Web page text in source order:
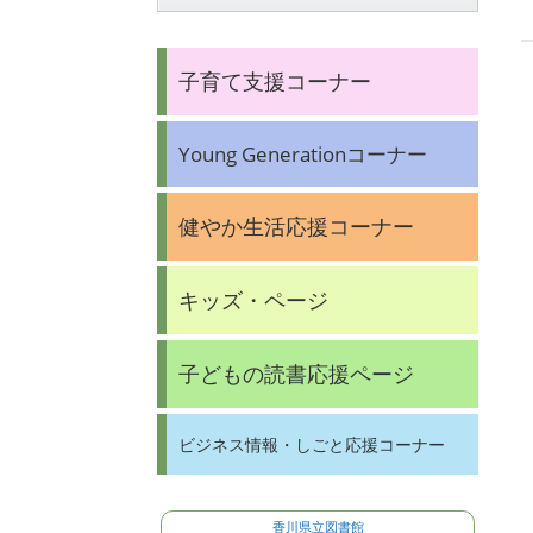
子育て支援コーナー
Young Generationコーナー
健やか生活応援コーナー
キッズ・ページ
子どもの読書応援ページ
ビジネス情報・しごと応援コーナー
香川県立図書館